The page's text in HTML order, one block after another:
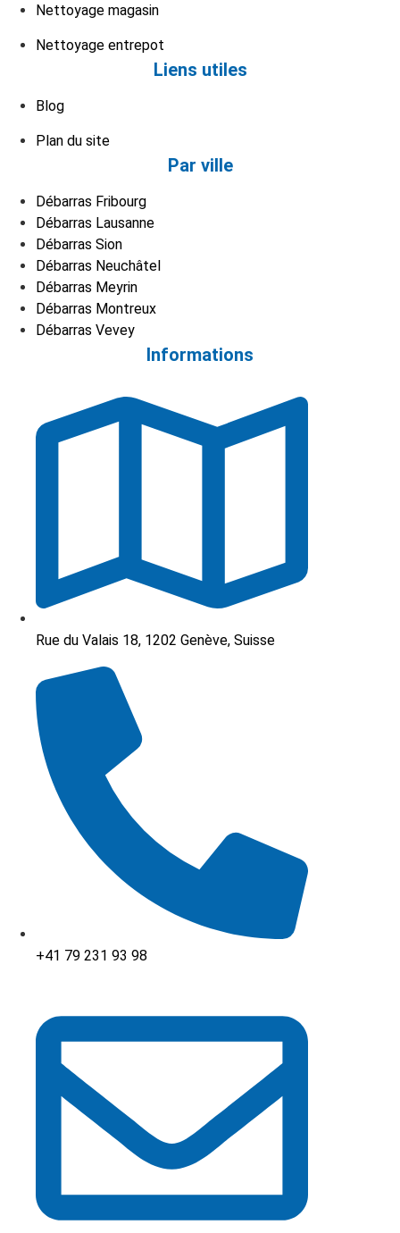
Nettoyage magasin
Nettoyage entrepot
Liens utiles
Blog
Plan du site
Par ville
Débarras Fribourg
Débarras Lausanne
Débarras Sion
Débarras Neuchâtel
Débarras Meyrin
Débarras Montreux
Débarras Vevey
Informations
Rue du Valais 18, 1202 Genève, Suisse
+41 79 231 93 98